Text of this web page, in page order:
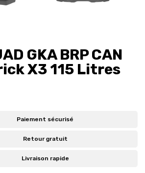
GKA BRP CAN
X3 115 Litres
Paiement sécurisé
Retour gratuit
Livraison rapide